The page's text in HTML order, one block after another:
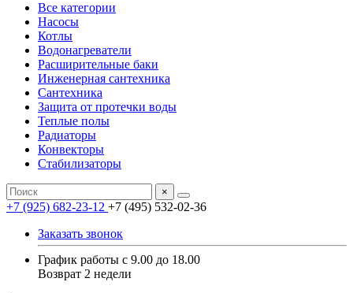
Все категории
Насосы
Котлы
Водонагреватели
Расширительные баки
Инженерная сантехника
Сантехника
Защита от протечки воды
Теплые полы
Радиаторы
Конвекторы
Стабилизаторы
×
+7 (925) 682-23-12 +7 (495) 532-02-36
Заказать звонок
График работы с 9.00 до 18.00
Возврат 2 недели